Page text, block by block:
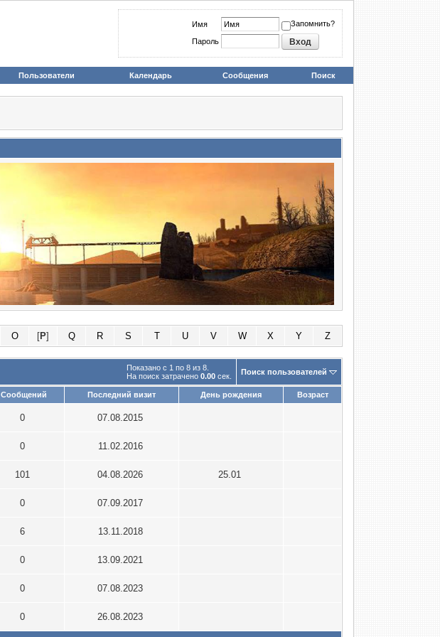
Имя Запомнить?
Пароль
Пользователи Календарь Сообщения Поиск
O [P] Q R S T U V W X Y Z
Показано с 1 по 8 из 8.
На поиск затрачено 0.00 сек. Поиск пользователей
Сообщений Последний визит День рождения Возраст
0 07.08.2015
0 11.02.2016
101 04.08.2026 25.01
0 07.09.2017
6 13.11.2018
0 13.09.2021
0 07.08.2023
0 26.08.2023